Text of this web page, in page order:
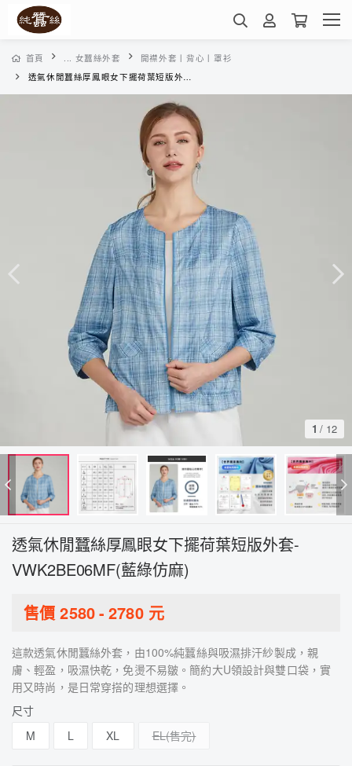
首頁 ... 女蠶絲外套
開襟外套丨背心丨罩衫
透氣休閒蠶絲厚鳳眼女下擺荷葉短版外套-VWK2BE06MF(藍綠仿麻)
1 / 12
透氣休閒蠶絲厚鳳眼女下擺荷葉短版外套-
VWK2BE06MF(藍綠仿麻)
售價2580- 2780元
這款透氣休閒蠶絲外套，由100%純蠶絲與吸濕排汗紗製成，親
膚、輕盈，吸濕快乾，免燙不易皺。簡約大U領設計與雙口袋，實
用又時尚，是日常穿搭的理想選擇。
尺寸
M
L XL EL